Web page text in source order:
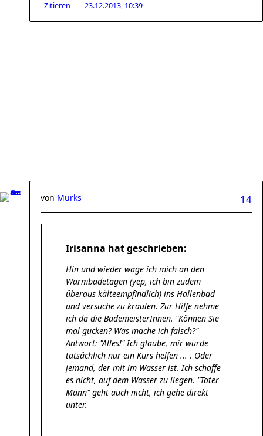
Zitieren 23.12.2013, 10:39
14
von Murks
Irisanna hat geschrieben:
Hin und wieder wage ich mich an den
Warmbadetagen (yep, ich bin zudem
überaus kälteempfindlich) ins Hallenbad
und versuche zu kraulen. Zur Hilfe nehme
ich da die BademeisterInnen. "Können Sie
mal gucken? Was mache ich falsch?"
Antwort: "Alles!" Ich glaube, mir würde
tatsächlich nur ein Kurs helfen ... . Oder
jemand, der mit im Wasser ist. Ich schaffe
es nicht, auf dem Wasser zu liegen. "Toter
Mann" geht auch nicht, ich gehe direkt
unter.